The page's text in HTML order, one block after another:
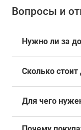
Вопросы и
Нужно ли за
Сколько
Для чего